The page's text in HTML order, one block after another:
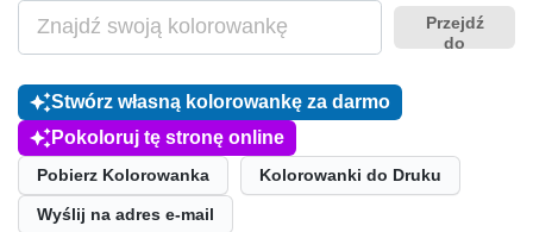
Przejdź
do
Stwórz własną kolorowankę za darmo
Pokoloruj tę stronę online
Pobierz Kolorowanka Kolorowanki do Druku
Wyślij na adres e-mail